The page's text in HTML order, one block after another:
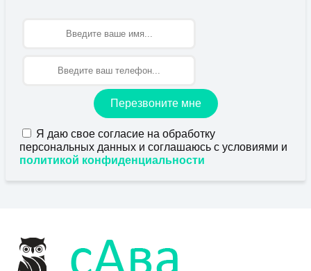
Перезвоните мне
Я даю свое согласие на обработку
персональных данных и соглашаюсь с условиями и
политикой конфиденциальности